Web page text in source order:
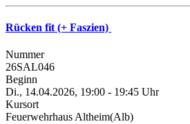
Rücken fit (+ Faszien)
Nummer
26SAL046
Beginn
Di., 14.04.2026, 19:00 - 19:45 Uhr
Kursort
Feuerwehrhaus Altheim(Alb)